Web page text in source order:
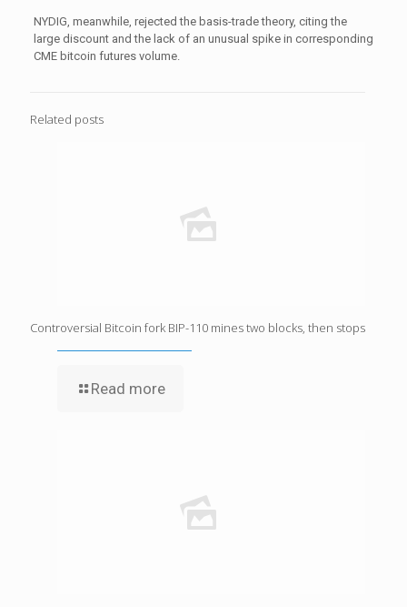
NYDIG, meanwhile, rejected the basis-trade theory, citing the
large discount and the lack of an unusual spike in corresponding
CME bitcoin futures volume.
Related posts
Controversial Bitcoin fork BIP-110 mines two blocks, then stops
Read more